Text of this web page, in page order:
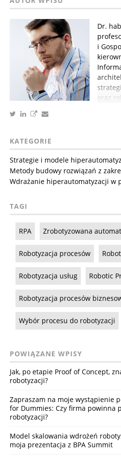
Dr.
i
oraz
KATEGORIE
Strategie i modele
Metody budowy rozwiązań z
Wdrażanie hiperautomatyzacji w
TAGI
RPA Zrobotyzowana
Robotyzacja procesów
Robotyzacja usług Robotic
Robotyzacja procesów
Wybór procesu do robotyzacji
POWIĄZANE WPISY
Jak, po etapie Proof of Concept,
robotyzacji?
Zapraszam na moje wystąpienie
for Dummies: Czy firma powinna
robotyzacji?
Model skalowania wdrożeń
moja prezentacja z BPA Summit